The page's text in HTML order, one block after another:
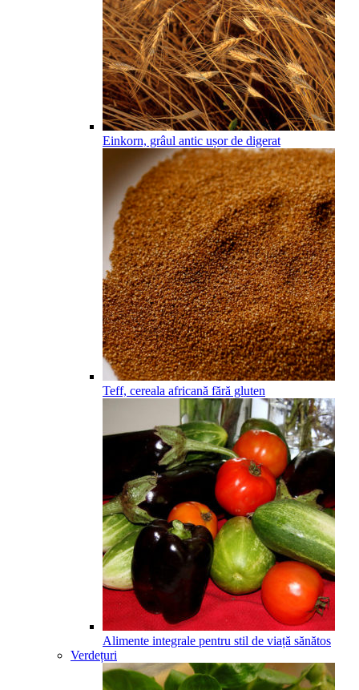
Einkorn, grâul antic ușor de digerat
Teff, cereala africană fără gluten
Alimente integrale pentru stil de viață sănătos
Verdețuri